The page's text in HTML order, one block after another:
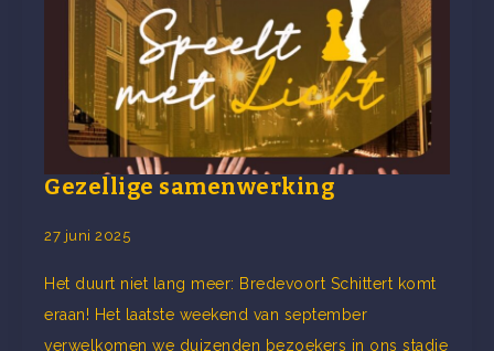
Gezellige samenwerking
27 juni 2025
Het duurt niet lang meer: Bredevoort Schittert komt
eraan! Het laatste weekend van september
verwelkomen we duizenden bezoekers in ons stadje